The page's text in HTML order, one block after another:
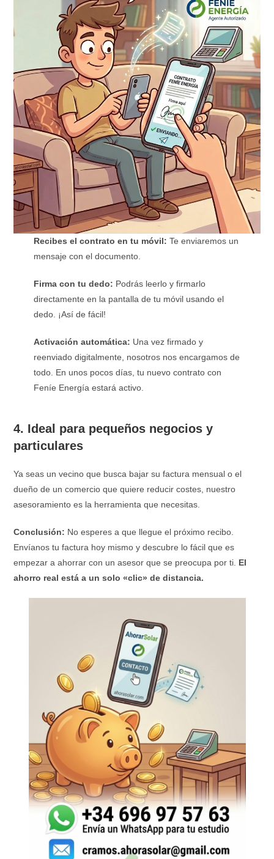
Recibes el contrato en tu móvil: Te enviaremos un
mensaje con el documento.
Firma con tu dedo: Podrás leerlo y firmarlo
directamente en la pantalla de tu móvil usando el
dedo. ¡Así de fácil!
Activación automática: Una vez firmado y
reenviado digitalmente, nosotros nos encargamos de
todo. En unos pocos días, tu nuevo contrato con
Feníe Energía estará activo.
4. Ideal para pequeños negocios y
particulares
Ya seas un vecino que busca bajar su factura mensual o el
dueño de un comercio que quiere reducir costes, nuestro
asesoramiento es la herramienta que necesitas.
Conclusión: No esperes a que llegue el próximo recibo.
Envíanos tu factura hoy mismo y descubre lo fácil que es
empezar a ahorrar con un asesor que se preocupa por ti. El
ahorro real está a un solo «clic» de distancia.